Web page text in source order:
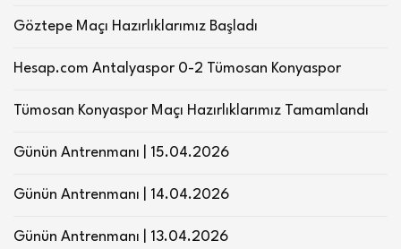
Göztepe Maçı Hazırlıklarımız Başladı
Hesap.com Antalyaspor 0-2 Tümosan Konyaspor
Tümosan Konyaspor Maçı Hazırlıklarımız Tamamlandı
Günün Antrenmanı | 15.04.2026
Günün Antrenmanı | 14.04.2026
Günün Antrenmanı | 13.04.2026